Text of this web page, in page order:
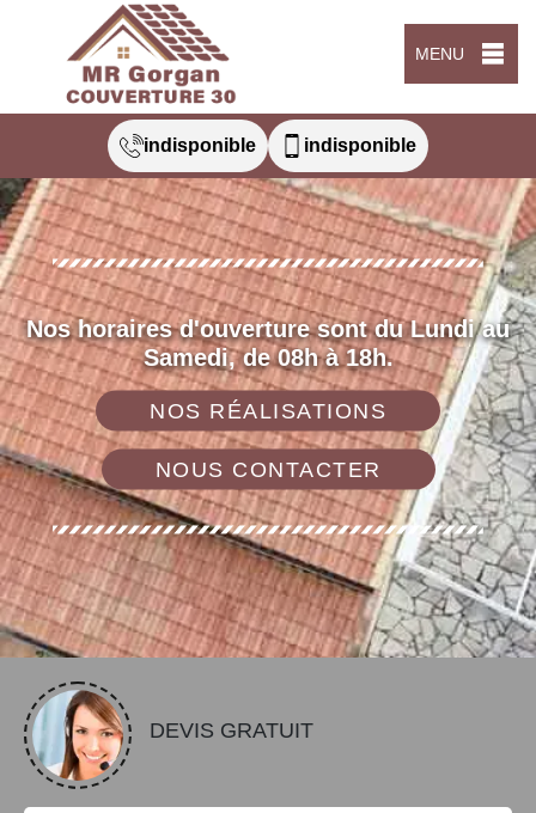
MENU
indisponible indisponible
Nos horaires d'ouverture sont du Lundi au
Samedi, de 08h à 18h.
NOS RÉALISATIONS
NOUS CONTACTER
DEVIS GRATUIT